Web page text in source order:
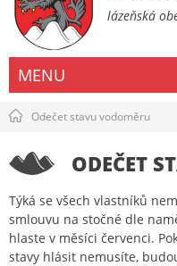
lázeňská
MENU
Odečet stavu vodoměru
ODEČET
Týká se všech vlastníků
smlouvu na stočné dle
hlaste v měsíci červenci.
stavy hlásit nemusíte,